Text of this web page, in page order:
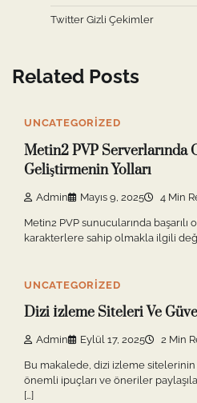
Twitter Gizli Çekimler
Related Posts
UNCATEGORIZED
Metin2 PVP Serverlarında
Geliştirmenin Yolları
Admin Mayıs 9, 2025 4 Min
Metin2 PVP sunucularında
karakterlere sahip olmakla ilgili
UNCATEGORIZED
Dizi İzleme Siteleri Ve
Admin Eylül 17, 2025 2 Min
Bu makalede, dizi izleme
önemli ipuçları ve öneriler
[…]